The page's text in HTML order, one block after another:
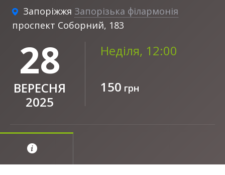
Запоріжжя Запорізька філармонія
проспект Соборний, 183
28
ВЕРЕСНЯ
2025
Неділя, 12:00
150 грн